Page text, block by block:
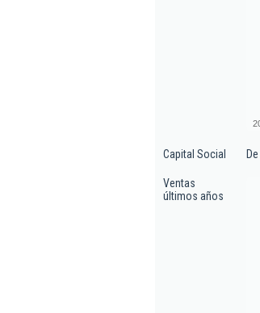
Capital Social
Ventas
últimos años